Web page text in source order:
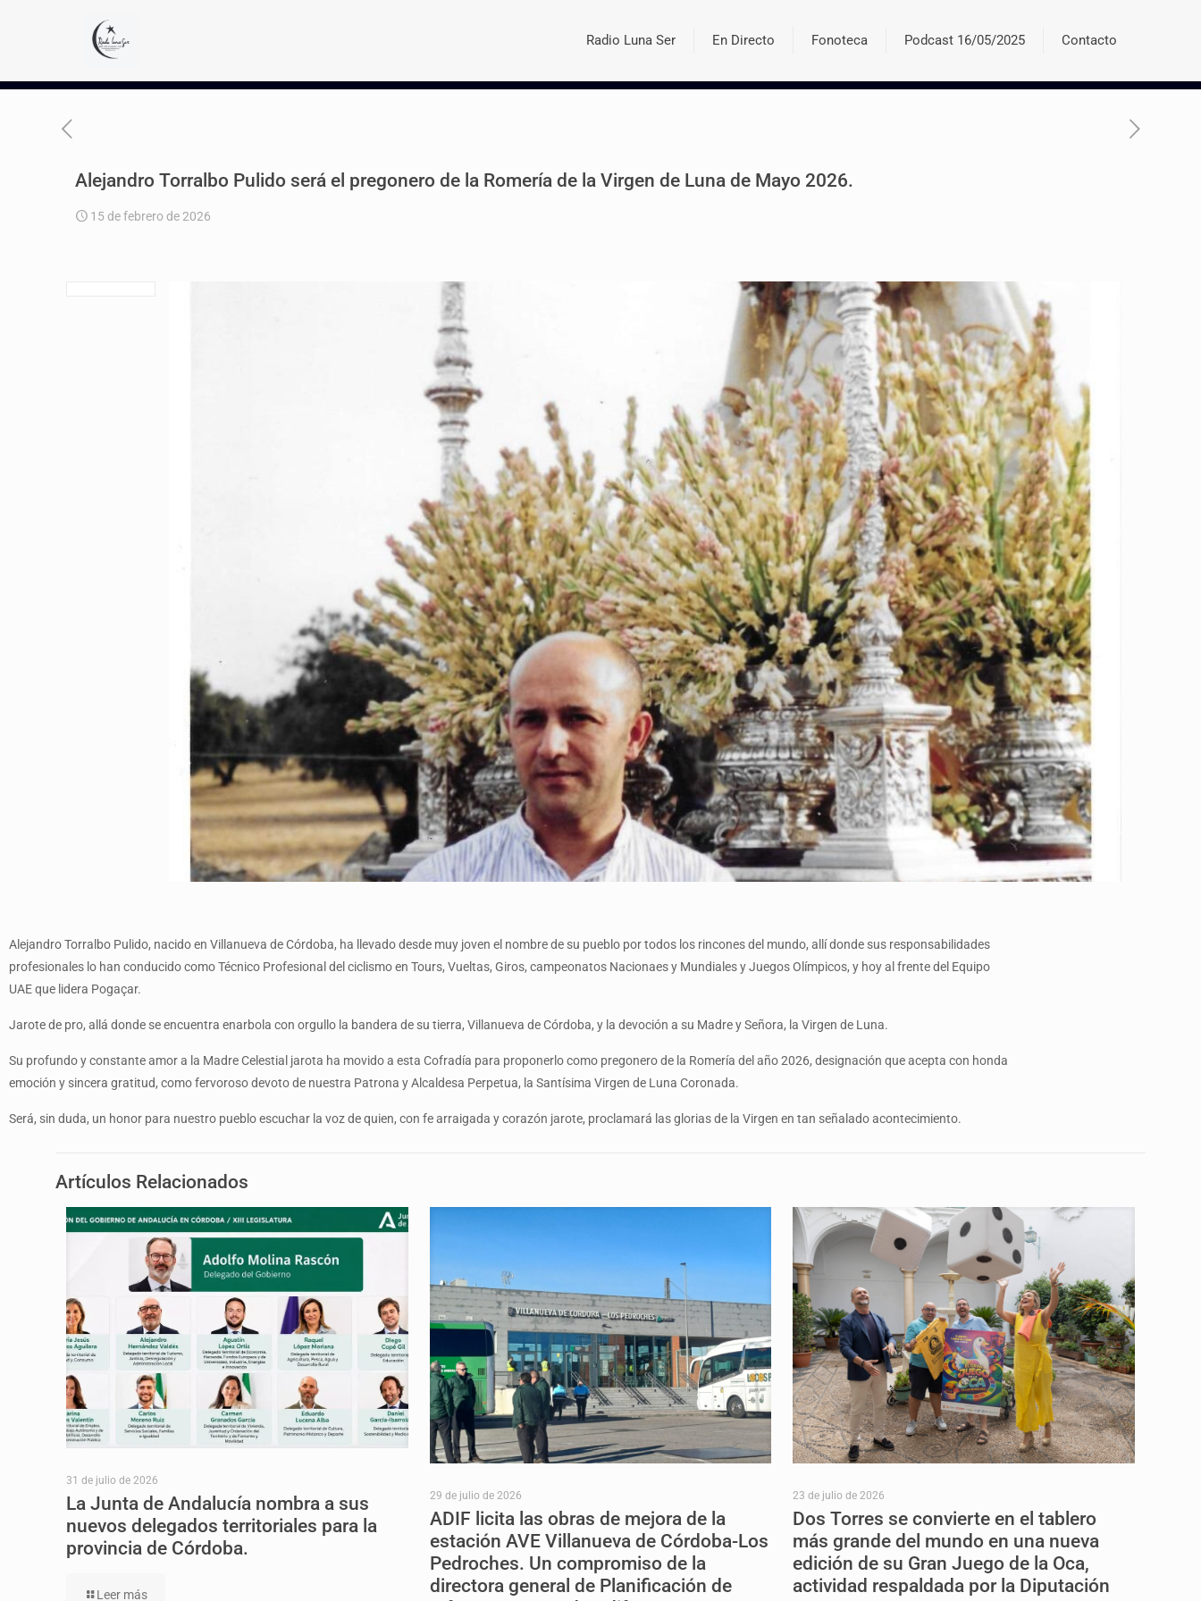
Radio Luna Ser En Directo Fonoteca Podcast 16/05/2025 Contacto
Alejandro Torralbo Pulido será el pregonero de la Romería de la Virgen de Luna de Mayo 2026.
15 de febrero de 2026
Alejandro Torralbo Pulido, nacido en Villanueva de Córdoba, ha llevado desde muy joven el nombre de su pueblo por todos los rincones del mundo, allí donde sus responsabilidades
profesionales lo han conducido como Técnico Profesional del ciclismo en Tours, Vueltas, Giros, campeonatos Nacionaes y Mundiales y Juegos Olímpicos, y hoy al frente del Equipo
UAE que lidera Pogaçar.
Jarote de pro, allá donde se encuentra enarbola con orgullo la bandera de su tierra, Villanueva de Córdoba, y la devoción a su Madre y Señora, la Virgen de Luna.
Su profundo y constante amor a la Madre Celestial jarota ha movido a esta Cofradía para proponerlo como pregonero de la Romería del año 2026, designación que acepta con honda
emoción y sincera gratitud, como fervoroso devoto de nuestra Patrona y Alcaldesa Perpetua, la Santísima Virgen de Luna Coronada.
Será, sin duda, un honor para nuestro pueblo escuchar la voz de quien, con fe arraigada y corazón jarote, proclamará las glorias de la Virgen en tan señalado acontecimiento.
Artículos Relacionados
31 de julio de 2026
La Junta de Andalucía nombra a sus
nuevos delegados territoriales para la
provincia de Córdoba.
Leer más
29 de julio de 2026
ADIF licita las obras de mejora de la
estación AVE Villanueva de Córdoba-Los
Pedroches. Un compromiso de la
directora general de Planificación de
23 de julio de 2026
Dos Torres se convierte en el tablero
más grande del mundo en una nueva
edición de su Gran Juego de la Oca,
actividad respaldada por la Diputación